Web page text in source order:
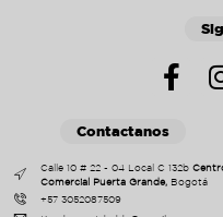
Contactanos
Calle 10 # 22 - 04 Local C 132b
Comercial Puerta Grande,Bogotá
+57 3052087509